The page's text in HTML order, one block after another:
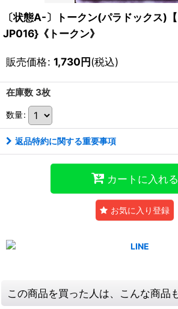
〔状態A-〕トークン(パラドックス)
JP016}《トークン》
販売価格: 1,730円(税込)
在庫数 3枚
数量:
返品特約に関する重要事項
カートに入れる
お気に入り登録
この商品を買った人は、こんな商品